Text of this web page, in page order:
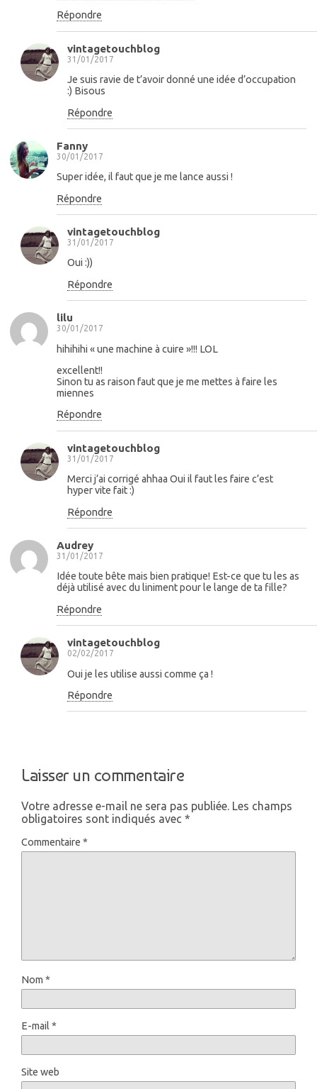
Répondre
vintagetouchblog
31/01/2017
Je suis ravie de t’avoir donné une idée d’occupation
:) Bisous
Répondre
Fanny
30/01/2017
Super idée, il faut que je me lance aussi !
Répondre
vintagetouchblog
31/01/2017
Oui :))
Répondre
lilu
30/01/2017
hihihihi « une machine à cuire »!!! LOL
excellent!!
Sinon tu as raison faut que je me mettes à faire les
miennes
Répondre
vintagetouchblog
31/01/2017
Merci j’ai corrigé ahhaa Oui il faut les faire c’est
hyper vite fait :)
Répondre
Audrey
31/01/2017
Idée toute bête mais bien pratique! Est-ce que tu les as
déjà utilisé avec du liniment pour le lange de ta fille?
Répondre
vintagetouchblog
02/02/2017
Oui je les utilise aussi comme ça !
Répondre
Laisser un commentaire
Votre adresse e-mail ne sera pas publiée. Les champs
obligatoires sont indiqués avec *
Commentaire *
Nom *
E-mail *
Site web